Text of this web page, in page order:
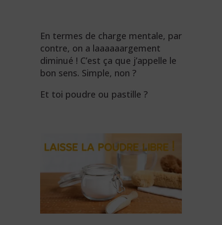
En termes de charge mentale, par
contre, on a laaaaaargement
diminué ! C’est ça que j’appelle le
bon sens. Simple, non ?
Et toi poudre ou pastille ?